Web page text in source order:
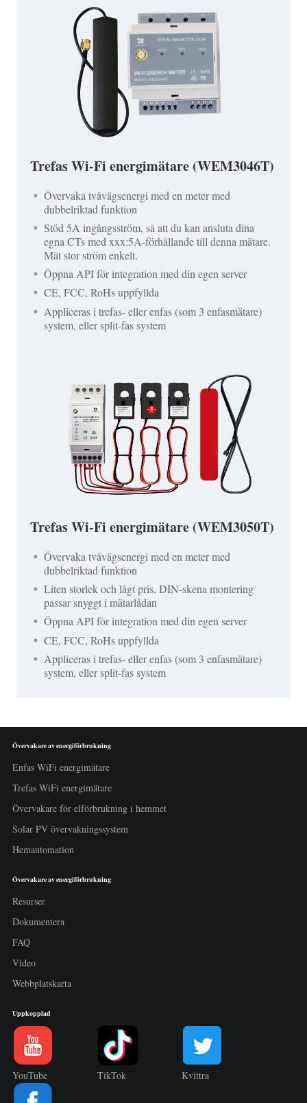
Trefas Wi-Fi energimätare (WEM3046T)
Övervaka tvåvägsenergi med en meter med
dubbelriktad funktion
Stöd 5A ingångsström, så att du kan ansluta dina
egna CTs med xxx:5A-förhållande till denna mätare.
Mät stor ström enkelt.
Öppna API för integration med din egen server
CE, FCC, RoHs uppfyllda
Appliceras i trefas- eller enfas (som 3 enfasmätare)
system, eller split-fas system
Trefas Wi-Fi energimätare (WEM3050T)
Övervaka tvåvägsenergi med en meter med
dubbelriktad funktion
Liten storlek och lågt pris, DIN-skena montering
passar snyggt i mätarlådan
Öppna API för integration med din egen server
CE, FCC, RoHs uppfyllda
Appliceras i trefas- eller enfas (som 3 enfasmätare)
system, eller split-fas system
Övervakare av energiförbrukning
Enfas WiFi energimätare
Trefas WiFi energimätare
Övervakare för elförbrukning i hemmet
Solar PV övervakningssystem
Hemautomation
Övervakare av energiförbrukning
Resurser
Dokumentera
FAQ
Video
Webbplatskarta
Uppkopplad
YouTube TikTok Kvittra